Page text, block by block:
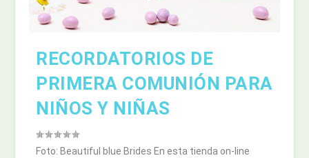
RECORDATORIOS DE
PRIMERA COMUNIÓN PARA
NIÑOS Y NIÑAS
Foto: Beautiful blue Brides En esta tienda on-line